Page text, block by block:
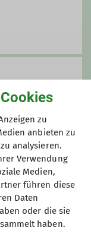
zu
anbieten zu
analysieren.
Verwendung
Medien,
führen diese
Daten
oder die sie
haben.